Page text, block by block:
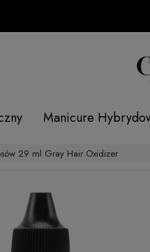
Manicure
29 ml Gray Hair Oxidizer